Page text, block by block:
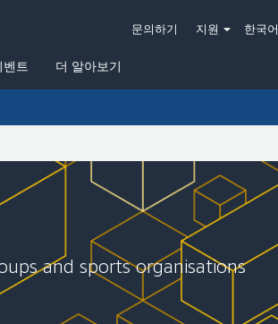
벤트 더 알아보기
문의하기 지원 한국어
and sports organisations